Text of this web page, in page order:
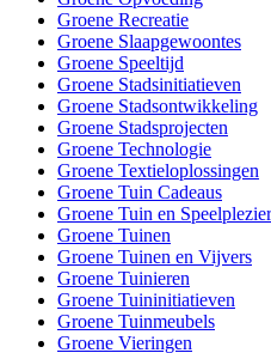
Groene Recreatie
Groene Slaapgewoontes
Groene Speeltijd
Groene Stadsinitiatieven
Groene Stadsontwikkeling
Groene Stadsprojecten
Groene Technologie
Groene Textieloplossingen
Groene Tuin Cadeaus
Groene Tuin en Speelplezier
Groene Tuinen
Groene Tuinen en Vijvers
Groene Tuinieren
Groene Tuininitiatieven
Groene Tuinmeubels
Groene Vieringen